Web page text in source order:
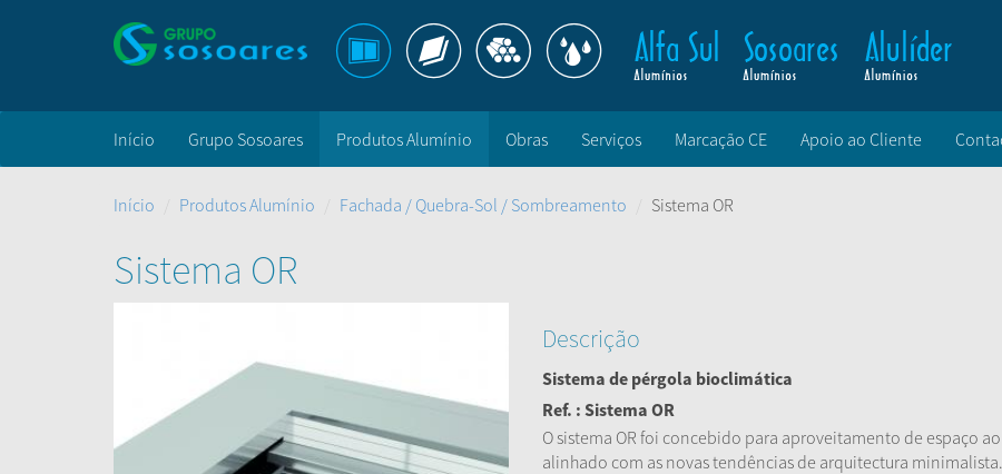
Início Grupo Sosoares Produtos Alumínio Obras Serviços Marcação CE Apoio ao Cliente
Início Produtos Alumínio Fachada / Quebra-Sol / Sombreamento Sistema OR
Sistema OR
Descrição
Sistema de pérgola bioclimática
Ref. : Sistema OR
O sistema OR foi concebido para aproveitamento de espaço
alinhado com as novas tendências de arquitectura minimalista.